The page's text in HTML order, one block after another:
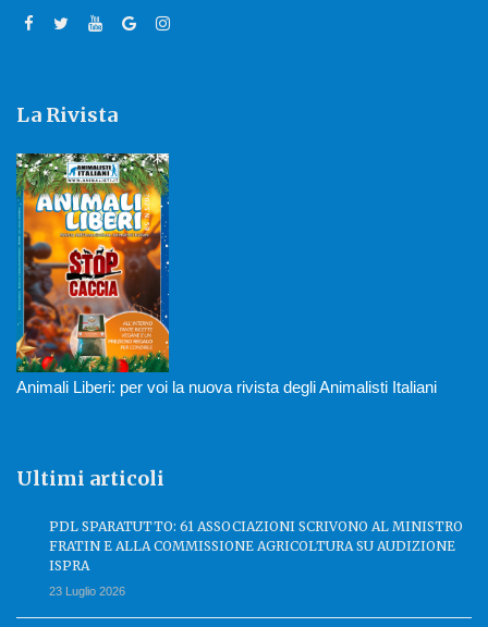
La Rivista
Animali Liberi: per voi la nuova rivista degli Animalisti Italiani
Ultimi articoli
PDL SPARATUTTO: 61 ASSOCIAZIONI SCRIVONO AL MINISTRO
FRATIN E ALLA COMMISSIONE AGRICOLTURA SU AUDIZIONE
ISPRA
23 Luglio 2026